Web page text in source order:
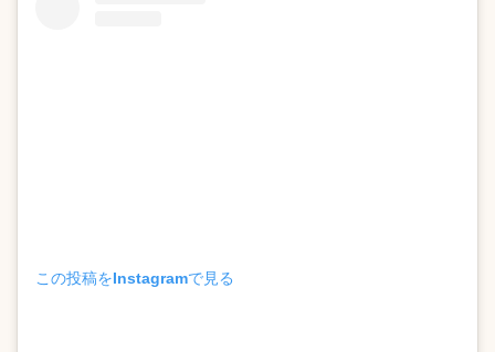
この投稿をInstagramで見る